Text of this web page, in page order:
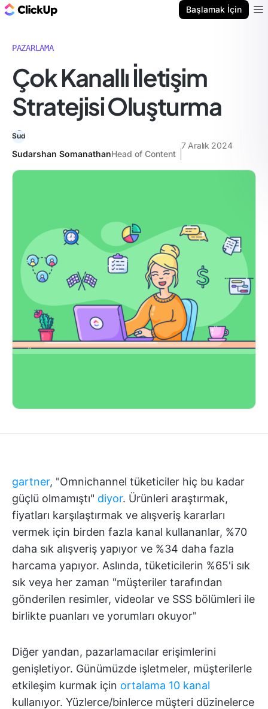
Başlamak İçin
PAZARLAMA
Çok Kanallı İletişim
Stratejisi Oluşturma
Sudarshan SomanathanHead of Content
7 Aralık 2024
gartner, "Omnichannel tüketiciler hiç bu kadar
güçlü olmamıştı" diyor. Ürünleri araştırmak,
fiyatları karşılaştırmak ve alışveriş kararları
vermek için birden fazla kanal kullananlar, %70
daha sık alışveriş yapıyor ve %34 daha fazla
harcama yapıyor. Aslında, tüketicilerin %65'i sık
sık veya her zaman "müşteriler tarafından
gönderilen resimler, videolar ve SSS bölümleri ile
birlikte puanları ve yorumları okuyor"
Diğer yandan, pazarlamacılar erişimlerini
genişletiyor. Günümüzde işletmeler, müşterilerle
etkileşim kurmak için ortalama 10 kanal
kullanıyor. Yüzlerce/binlerce müşteri düzinelerce